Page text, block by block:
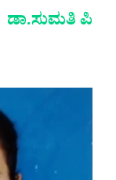
ಡಾ.ಸುಮತಿ ಪಿ